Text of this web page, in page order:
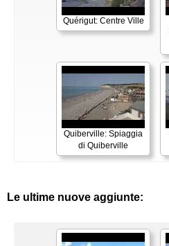
Quérigut: Centre Ville
Quiberville: Spiaggia
di Quiberville
Le ultime nuove aggiunte: